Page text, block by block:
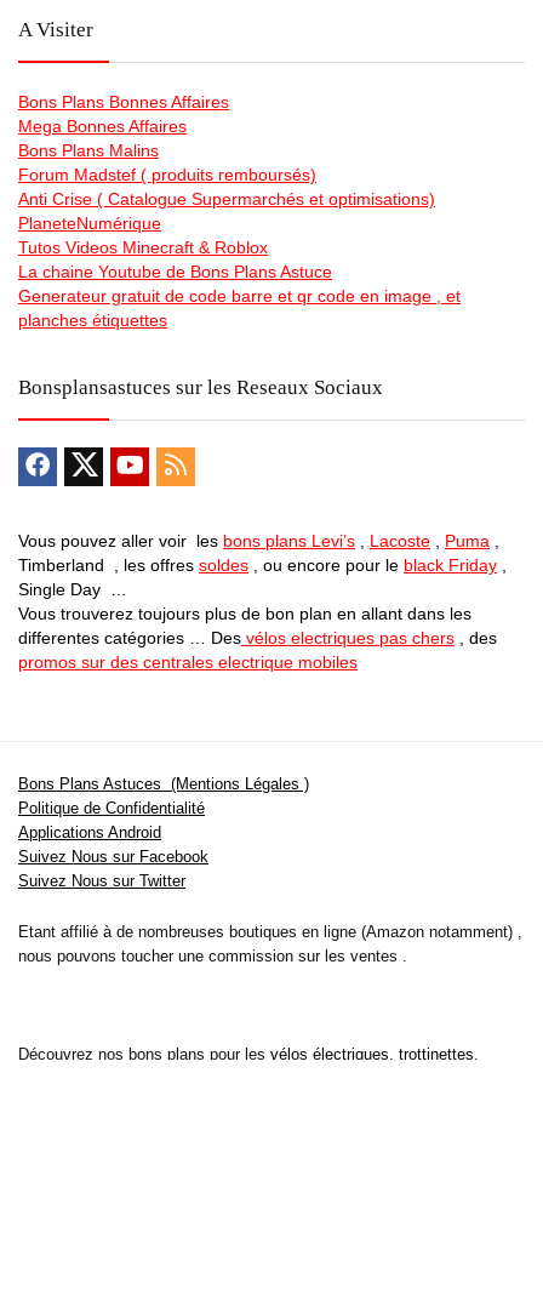
A Visiter
Bons Plans Bonnes Affaires
Mega Bonnes Affaires
Bons Plans Malins
Forum Madstef ( produits remboursés)
Anti Crise ( Catalogue Supermarchés et optimisations)
PlaneteNumérique
Tutos Videos Minecraft & Roblox
La chaine Youtube de Bons Plans Astuce
Generateur gratuit de code barre et qr code en image , et
planches étiquettes
Bonsplansastuces sur les Reseaux Sociaux
Vous pouvez aller voir les bons plans Levi’s Lacoste Puma
Timberland , les offres soldes , ou encore pour le black Friday
Single Day …
Vous trouverez toujours plus de bon plan en allant dans les
differentes catégories … Des vélos electriques pas chers , des
promos sur des centrales electrique mobiles
Bons Plans Astuces (Mentions Légales )
Politique de Confidentialité
Applications Android
Suivez Nous sur Facebook
Suivez Nous sur Twitter
Etant affilié à de nombreuses boutiques en ligne (Amazon notamment) ,
nous pouvons toucher une commission sur les ventes .
Découvrez nos bons plans pour les vélos électriques trottinettes